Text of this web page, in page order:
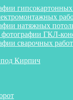
гипсокартонных
натяжных
ГКЛ-
сварочных работ
Кирпич